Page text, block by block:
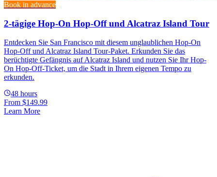
Book in advance
2-tägige Hop-On Hop-Off und Alcatraz Island Tour
Entdecken Sie San Francisco mit diesem unglaublichen Hop-On
Hop-Off und Alcatraz Island Tour-Paket. Erkunden Sie das
berüchtigte Gefängnis auf Alcatraz Island und nutzen Sie Ihr Hop-
On Hop-Off-Ticket, um die Stadt in Ihrem eigenen Tempo zu
erkunden.
48 hours
From $149.99
Learn More